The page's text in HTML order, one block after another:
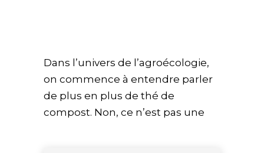
Dans l’univers de l’agroécologie,
on commence à entendre parler
de plus en plus de thé de
compost. Non, ce n’est pas une